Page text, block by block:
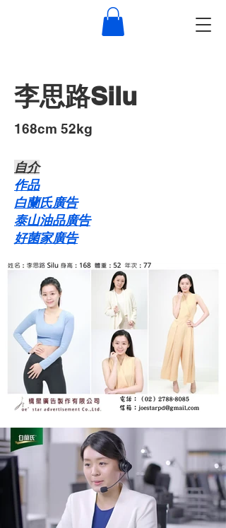
李思路Silu
168cm 52kg
自介​
作品
白蘭氏廣告
泰山油品廣告
好菌家廣告